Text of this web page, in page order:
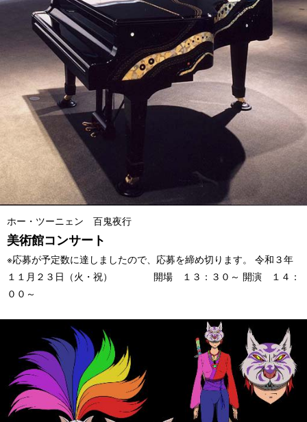
ホー・ツーニェン 百鬼夜行
美術館コンサート
※応募が予定数に達しましたので、応募を締め切ります。 令和３年
１１月２３日（火・祝） 開場 １３：３０～ 開演 １４：
００～